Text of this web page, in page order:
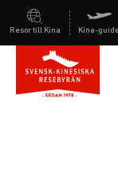
Resor till Kina Kina-